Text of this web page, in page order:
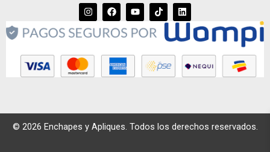
I
n
s
t
g
r
a
m
F
a
c
e
o
o
k
Y
o
u
t
b
T
i
k
k
L
i
n
k
e
d
n
© 2026 Enchapes y Apliques. Todos los derechos reservados.